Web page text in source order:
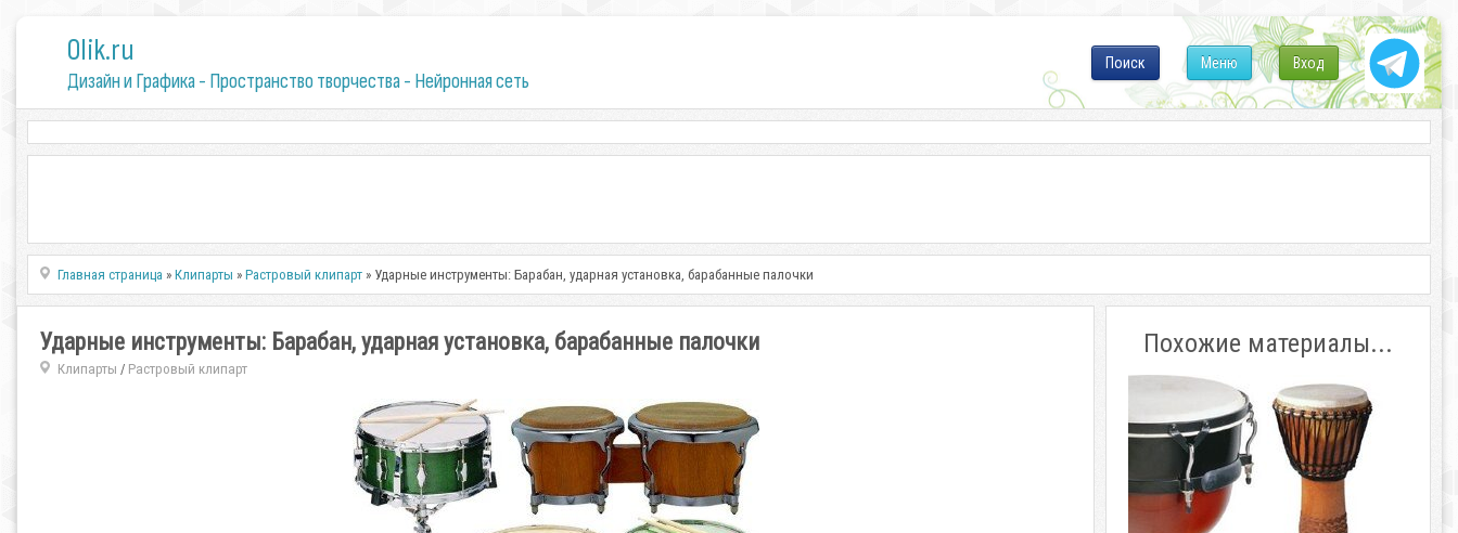
0lik.ru
Дизайн и Графика - Пространство творчества - Нейронная сеть
Вход
Меню
Поиск
Главная страница »Клипарты »Растровый клипарт » Ударные инструменты: Барабан, ударная установка, барабанные палочки
Ударные инструменты: Барабан, ударная установка, барабанные палочки
Клипарты / Растровый клипарт
Похожие материалы...